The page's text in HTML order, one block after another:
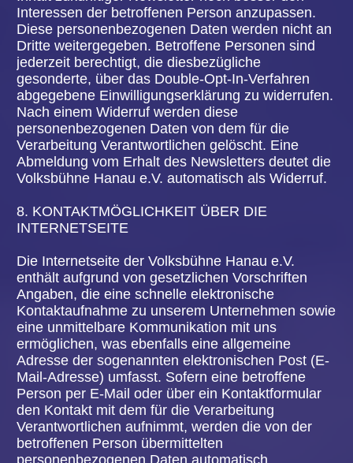
Volksbühne Hanau e.V. gespeichert sind,
veranlassen möchte, kann sie sich hierzu jederzeit
an einen Mitarbeiter des für die Verarbeitung
Verantwortlichen wenden. Der Mitarbeiter der
Volksbühne Hanau e.V. wird veranlassen, dass
dem Löschverlangen unverzüglich nachgekommen
wird.
Wurden die personenbezogenen Daten von der
Volksbühne Hanau e.V. öffentlich gemacht und ist
unser Unternehmen als Verantwortlicher gemäß
Art. 17 Abs. 1 DS-GVO zur Löschung der
personenbezogenen Daten verpflichtet, so trifft die
Volksbühne Hanau e.V. unter Berücksichtigung der
verfügbaren Technologie und der
die Datenverarbeitung Verantwortliche, welche die
veröffentlichten personenbezogenen Daten
verarbeiten, darüber in Kenntnis zu setzen, dass
Datenverarbeitung Verantwortlichen die Löschung
sämtlicher Links zu diesen personenbezogenen
Daten oder von Kopien oder Replikationen dieser
personenbezogenen Daten verlangt hat, soweit die
Verarbeitung nicht erforderlich ist. Der Mitarbeiter
der Volksbühne Hanau e.V. wird im Einzelfall das
Notwendige veranlassen.
e) Recht auf Einschränkung der Verarbeitung
Jede von der Verarbeitung personenbezogener
Daten betroffene Person hat das vom
Europäischen Richtlinien- und Verordnungsgeber
gewährte Recht, von dem Verantwortlichen die
Einschränkung der Verarbeitung zu verlangen,
wenn eine der folgenden Voraussetzungen
gegeben ist: